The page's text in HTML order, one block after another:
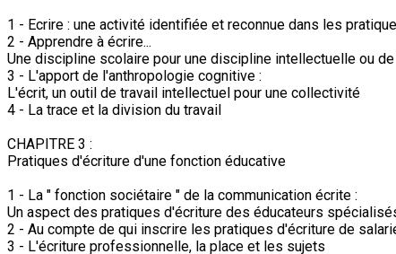
1 - Ecrire : une activité identifiée et reconnue dans les
2 - Apprendre à écrire...
Une discipline scolaire pour une discipline intellectuelle ou
3 - L'apport de l'anthropologie cognitive :
L'écrit, un outil de travail intellectuel pour une collectivité
4 - La trace et la division du travail
CHAPITRE 3 :
Pratiques d'écriture d'une fonction éducative
1 - La " fonction sociétaire " de la communication écrite :
Un aspect des pratiques d'écriture des éducateurs
2 - Au compte de qui inscrire les pratiques d'écriture de
3 - L'écriture professionnelle, la place et les sujets